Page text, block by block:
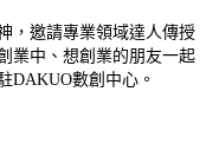
，邀請專業領域達人傳授
業中、想創業的朋友一起
DAKUO數創中心。